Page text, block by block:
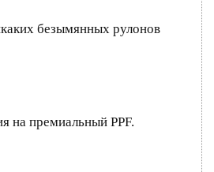
безымянных рулонов
на премиальный PPF.